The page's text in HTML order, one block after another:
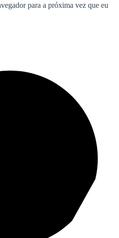
para a próxima vez que eu